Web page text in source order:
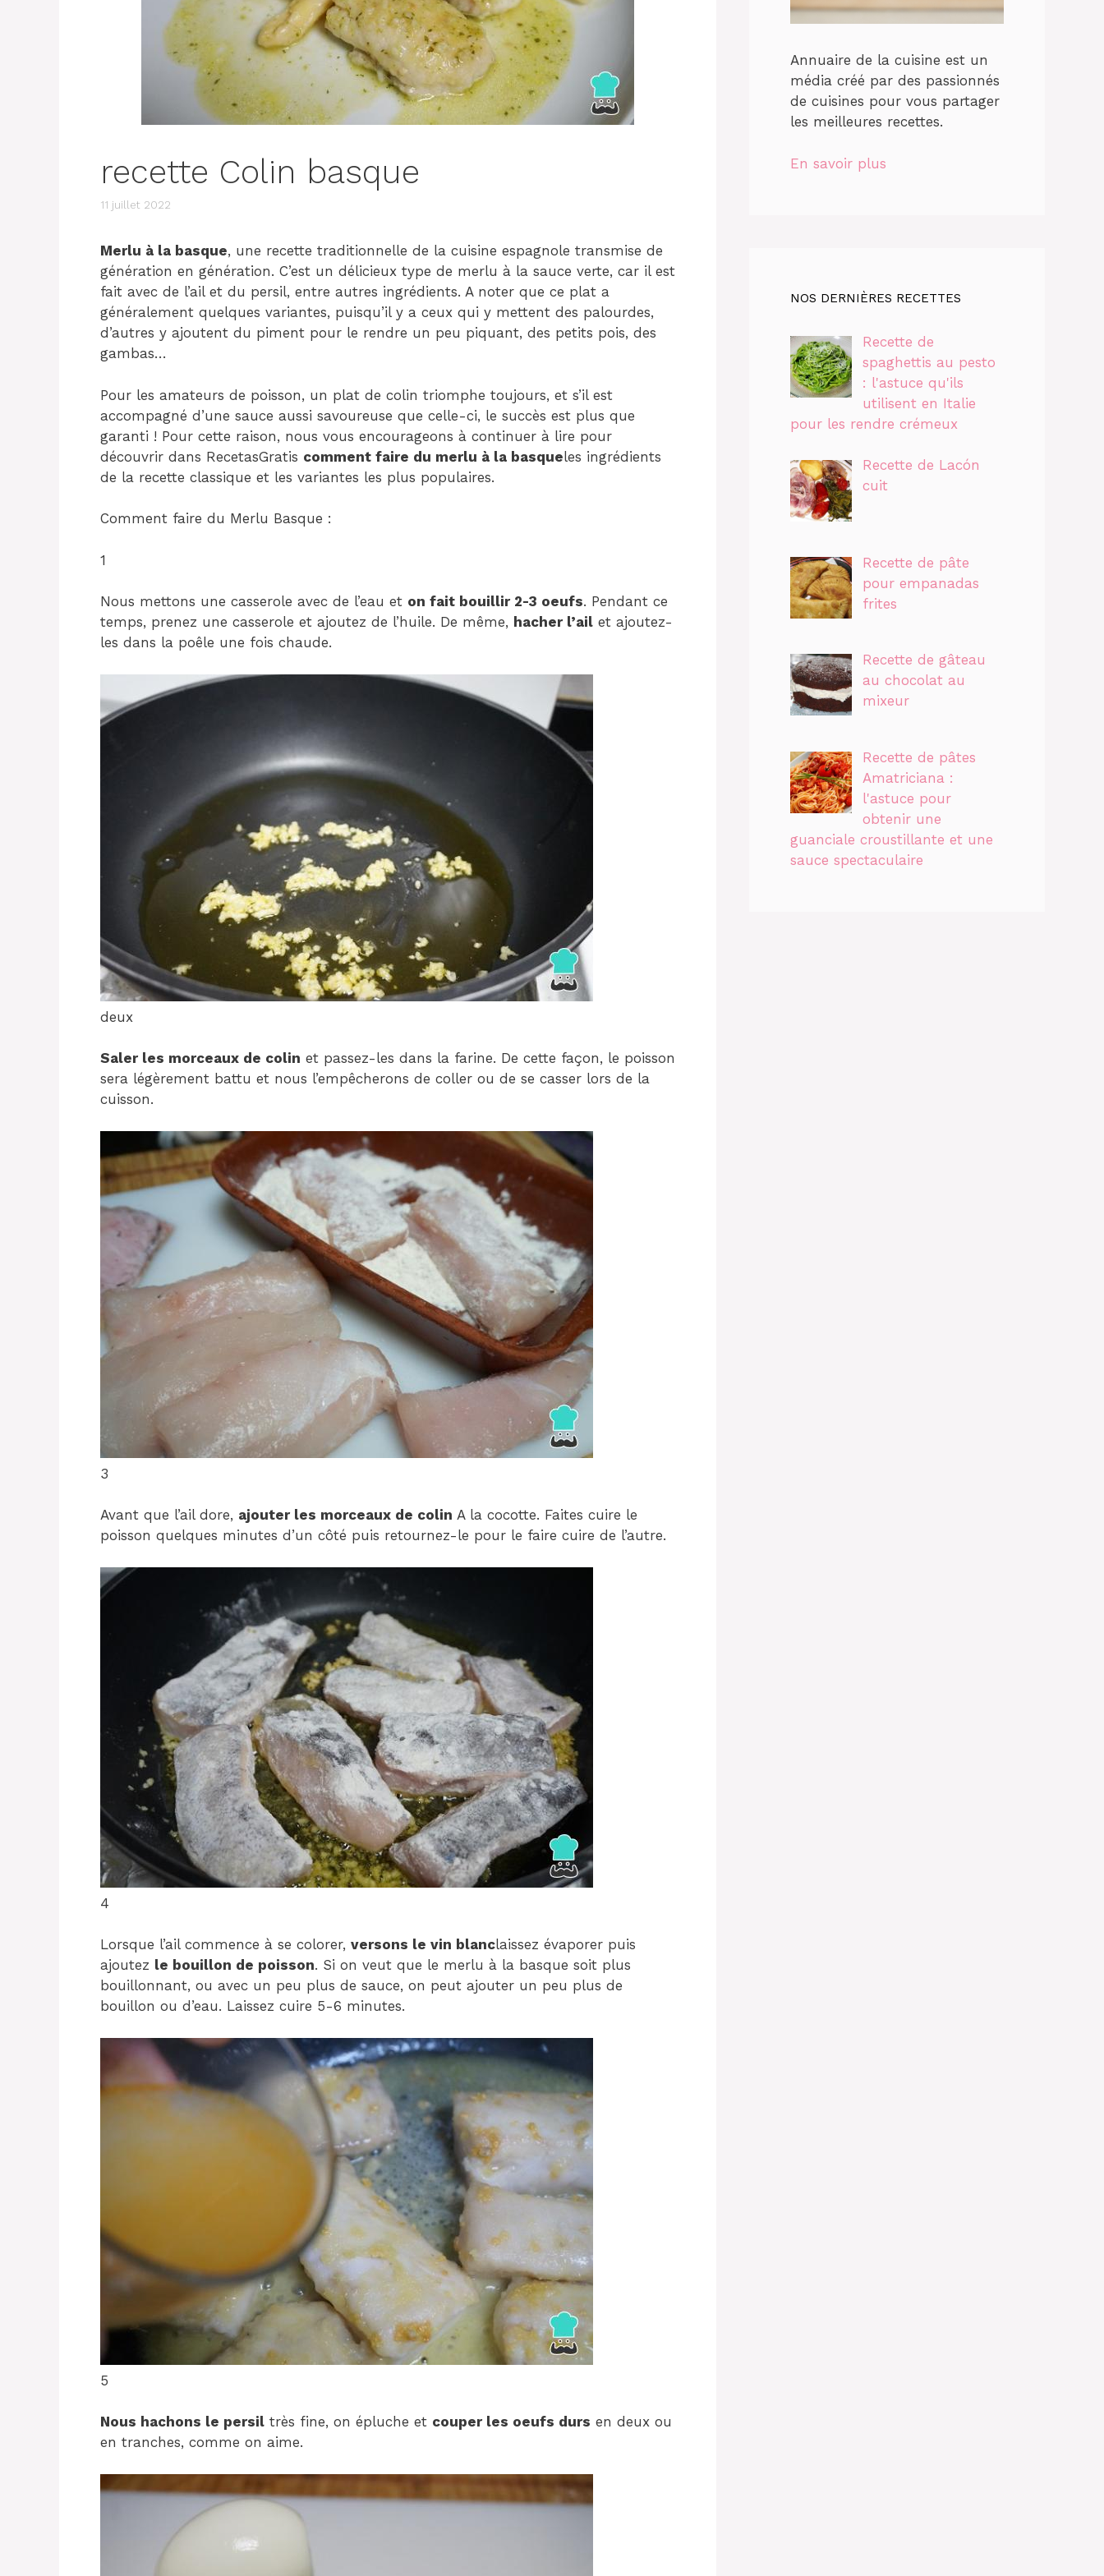
recette Colin basque
11 juillet 2022
Merlu à la basque, une recette traditionnelle de la cuisine espagnole transmise de
génération en génération. C’est un délicieux type de merlu à la sauce verte, car il est
fait avec de l’ail et du persil, entre autres ingrédients. A noter que ce plat a
généralement quelques variantes, puisqu’il y a ceux qui y mettent des palourdes,
d’autres y ajoutent du piment pour le rendre un peu piquant, des petits pois, des
gambas…
Pour les amateurs de poisson, un plat de colin triomphe toujours, et s’il est
accompagné d’une sauce aussi savoureuse que celle-ci, le succès est plus que
garanti ! Pour cette raison, nous vous encourageons à continuer à lire pour
découvrir dans RecetasGratis comment faire du merlu à la basqueles ingrédients
de la recette classique et les variantes les plus populaires.
Comment faire du Merlu Basque :
1
Nous mettons une casserole avec de l’eau et on fait bouillir 2-3 oeufs. Pendant ce
temps, prenez une casserole et ajoutez de l’huile. De même, hacher l’ail et ajoutez-
les dans la poêle une fois chaude.
deux
Saler les morceaux de colin et passez-les dans la farine. De cette façon, le poisson
sera légèrement battu et nous l’empêcherons de coller ou de se casser lors de la
cuisson.
3
Avant que l’ail dore, ajouter les morceaux de colin A la cocotte. Faites cuire le
poisson quelques minutes d’un côté puis retournez-le pour le faire cuire de l’autre.
4
Lorsque l’ail commence à se colorer, versons le vin blanclaissez évaporer puis
ajoutez le bouillon de poisson. Si on veut que le merlu à la basque soit plus
bouillonnant, ou avec un peu plus de sauce, on peut ajouter un peu plus de
bouillon ou d’eau. Laissez cuire 5-6 minutes.
5
Nous hachons le persil très fine, on épluche et couper les oeufs durs en deux ou
en tranches, comme on aime.
Annuaire de la cuisine est un
média créé par des passionnés
de cuisines pour vous partager
les meilleures recettes.
En savoir plus
NOS DERNIÈRES RECETTES
Recette de
spaghettis au pesto
: l'astuce qu'ils
utilisent en Italie
pour les rendre crémeux
Recette de Lacón
cuit
Recette de pâte
pour empanadas
frites
Recette de gâteau
au chocolat au
mixeur
Recette de pâtes
Amatriciana :
l'astuce pour
obtenir une
guanciale croustillante et une
sauce spectaculaire